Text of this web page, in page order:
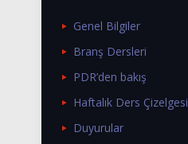
Genel Bilgiler
Branş Dersleri
PDR’den bakış
Haftalık Ders Çizelgesi
Duyurular